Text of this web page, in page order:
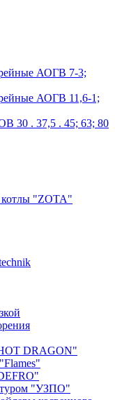
АОГВ 7-3;
АОГВ 11,6-1;
30 . 37,5 . 45; 63; 80
котлы "ZOTA"
DRAGON"
"УЗПО"